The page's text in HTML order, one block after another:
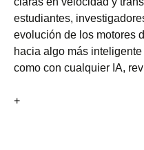
estudiantes,
evolución de los motores
hacia algo más
como con cualquier IA,
+